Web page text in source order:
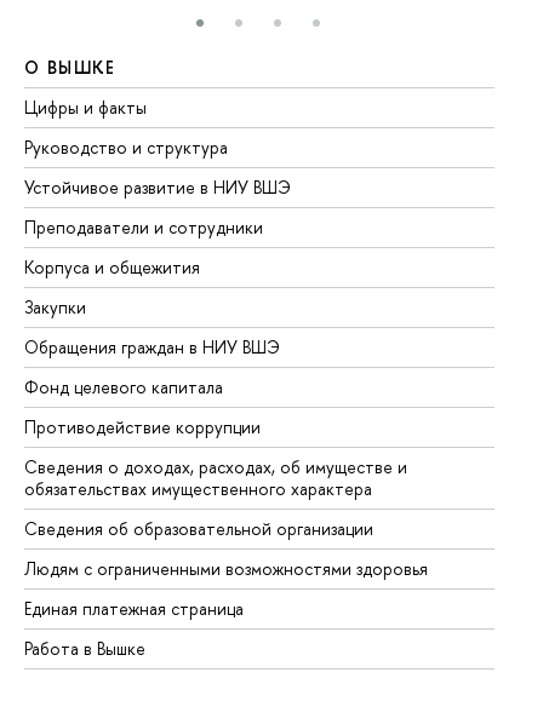
О ВЫШКЕ
Цифры и факты
Руководство и структура
Устойчивое развитие в НИУ ВШЭ
Преподаватели и сотрудники
Корпуса и общежития
Закупки
Обращения граждан в НИУ ВШЭ
Фонд целевого капитала
Противодействие коррупции
Сведения о доходах, расходах, об имуществе и
обязательствах имущественного характера
Сведения об образовательной организации
Людям с ограниченными возможностями здоровья
Единая платежная страница
Работа в Вышке